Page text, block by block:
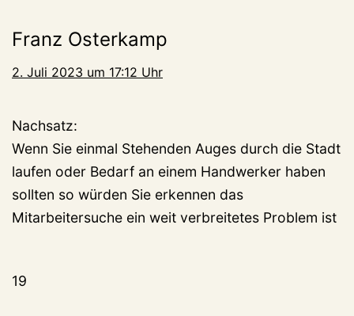
Franz Osterkamp
2. Juli 2023 um 17:12 Uhr
Nachsatz:
Wenn Sie einmal Stehenden Auges durch die Stadt
laufen oder Bedarf an einem Handwerker haben
sollten so würden Sie erkennen das
Mitarbeitersuche ein weit verbreitetes Problem ist
19